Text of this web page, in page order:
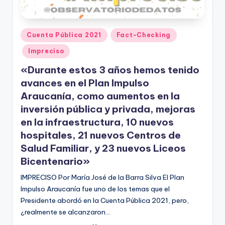
Publicado
en
Cuenta Pública 2021 Fact-Checking
Impreciso
«Durante estos 3 años hemos tenido
avances en el Plan Impulso
Araucanía, como aumentos en la
inversión pública y privada, mejoras
en la infraestructura, 10 nuevos
hospitales, 21 nuevos Centros de
Salud Familiar, y 23 nuevos Liceos
Bicentenario»
IMPRECISO Por María José de la Barra Silva El Plan
Impulso Araucanía fue uno de los temas que el
Presidente abordó en la Cuenta Pública 2021, pero,
¿realmente se alcanzaron…